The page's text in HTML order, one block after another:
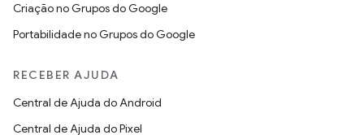
Criação no Grupos do Google
Portabilidade no Grupos do Google
RECEBER AJUDA
Central de Ajuda do Android
Central de Ajuda do Pixel